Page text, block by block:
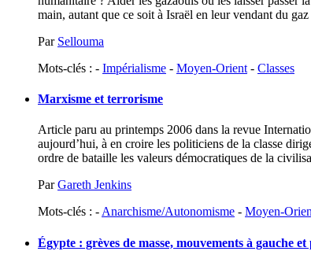
main, autant que ce soit à Israël en leur vendant du
Par Sellouma
Mots-clés : - Impérialisme - Moyen-Orient - Classes
Marxisme et terrorisme
Article paru au printemps 2006 dans la revue
aujourd’hui, à en croire les politiciens de la classe
ordre de bataille les valeurs démocratiques de la
ParGareth Jenkins
Mots-clés : -Anarchisme/Autonomisme - Moyen-
Égypte : grèves de masse, mouvements à gauche et